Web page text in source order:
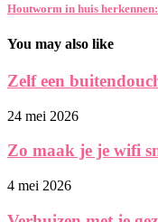
Houtworm in huis
You may also like
Zelf een
24 mei 2026
Zo maak je je wifi
4 mei 2026